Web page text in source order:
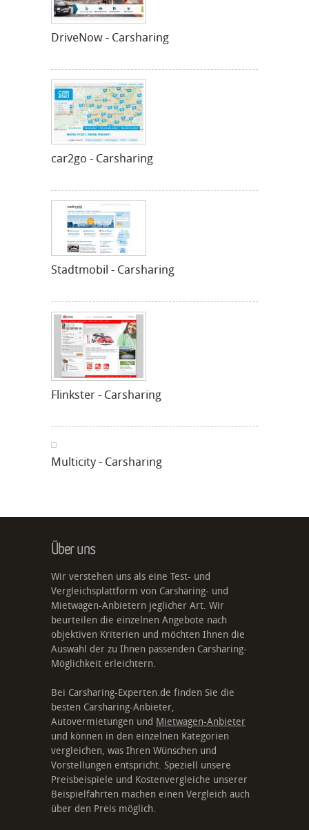
DriveNow - Carsharing
car2go - Carsharing
Stadtmobil - Carsharing
Flinkster - Carsharing
Multicity - Carsharing
Über uns
Wir verstehen uns als eine Test- und
Vergleichsplattform von Carsharing- und
Mietwagen-Anbietern jeglicher Art. Wir
beurteilen die einzelnen Angebote nach
objektiven Kriterien und möchten Ihnen die
Auswahl der zu Ihnen passenden Carsharing-
Möglichkeit erleichtern.
Bei Carsharing-Experten.de finden Sie die
besten Carsharing-Anbieter,
Autovermietungen und Mietwagen-Anbieter
und können in den einzelnen Kategorien
vergleichen, was Ihren Wünschen und
Vorstellungen entspricht. Speziell unsere
Preisbeispiele und Kostenvergleiche unserer
Beispielfahrten machen einen Vergleich auch
über den Preis möglich.